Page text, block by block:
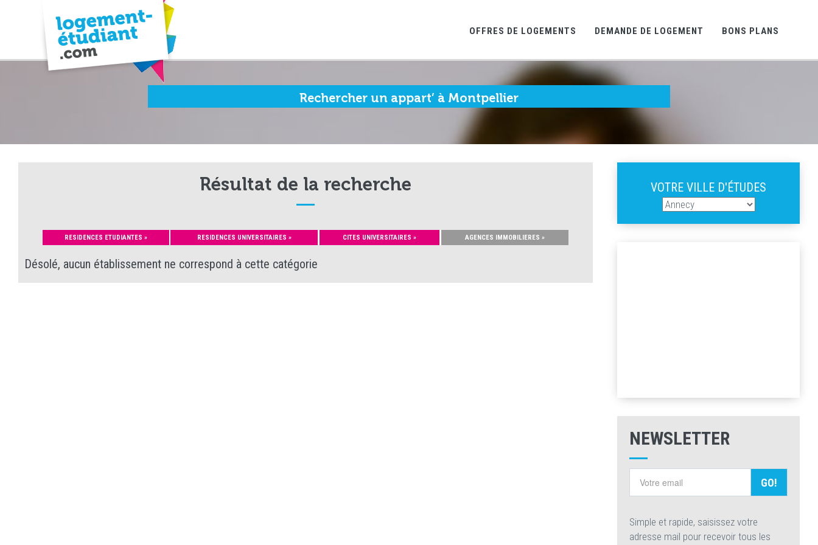
OFFRES DE LOGEMENTS DEMANDE DE LOGEMENT BONS PLANS
Rechercher un appart’ à Montpellier
VOTRE VILLE D'ÉTUDES
NEWSLETTER
GO!
Simple et rapide, saisissez votre
adresse mail pour recevoir tous les
Résultat de la recherche
RESIDENCES ETUDIANTES » RESIDENCES UNIVERSITAIRES » CITES UNIVERSITAIRES » AGENCES IMMOBILIERES »
Désolé, aucun établissement ne correspond à cette catégorie